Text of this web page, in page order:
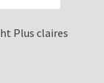
Plus claires